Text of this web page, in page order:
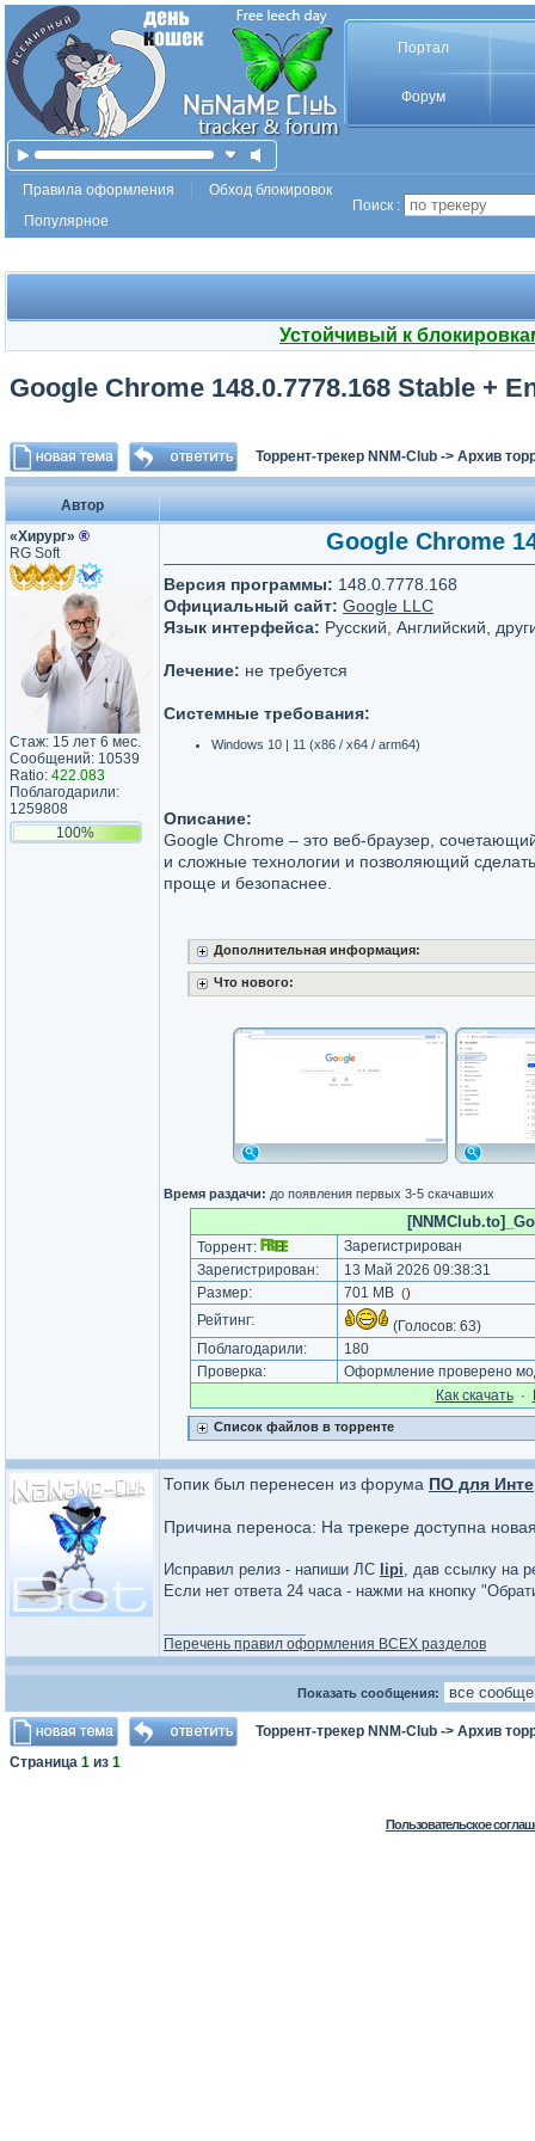
Портал
Форум
Правила оформления
Обход блокировок
Популярное
Поиск :
Устойчивый к
Google Chrome 148.0.7778.168 Stable +
Торрент-трекер NNM-Club -> Архив
Автор
«Хирург» ®
RG Soft
Стаж: 15 лет 6 мес.
Сообщений: 10539
Ratio: 422.083
Поблагодарили:
1259808
100%
Google Chrome
Версия программы: 148.0.7778.168
Официальный сайт: Google LLC
Язык интерфейса: Русский, Английский,
Лечение: не требуется
Системные требования:
Windows 10 | 11 (x86 / x64 / arm64)
Описание:
Google Chrome – это веб-браузер,
и сложные технологии и позволяющий
проще и безопаснее.
Дополнительная информация:
Что нового:
Время раздачи: до появления первых 3-5 скачавших
Торрент:
Зарегистрирован
Зарегистрирован:
13 Май 2026 09:38:31
Размер:
701 MB ()
Рейтинг: (Голосов: 63)
Поблагодарили:
180
Проверка:
Оформление проверено
Как cкачать·
Список файлов в торренте
Топик был перенесен из форума ПО для
Причина переноса: На трекере доступна
Исправил релиз - напиши ЛС lipi, дав ссылку на
Если нет ответа 24 часа - нажми на кнопку
Перечень правил оформления ВСЕХ разделов
Показать сообщения:
Торрент-трекер NNM-Club -> Архив
Страница 1 из 1
Пользовательское